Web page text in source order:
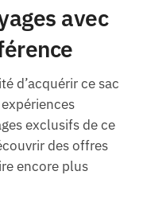
avec
d’acquérir ce sac
exclusifs de ce
des offres
encore plus